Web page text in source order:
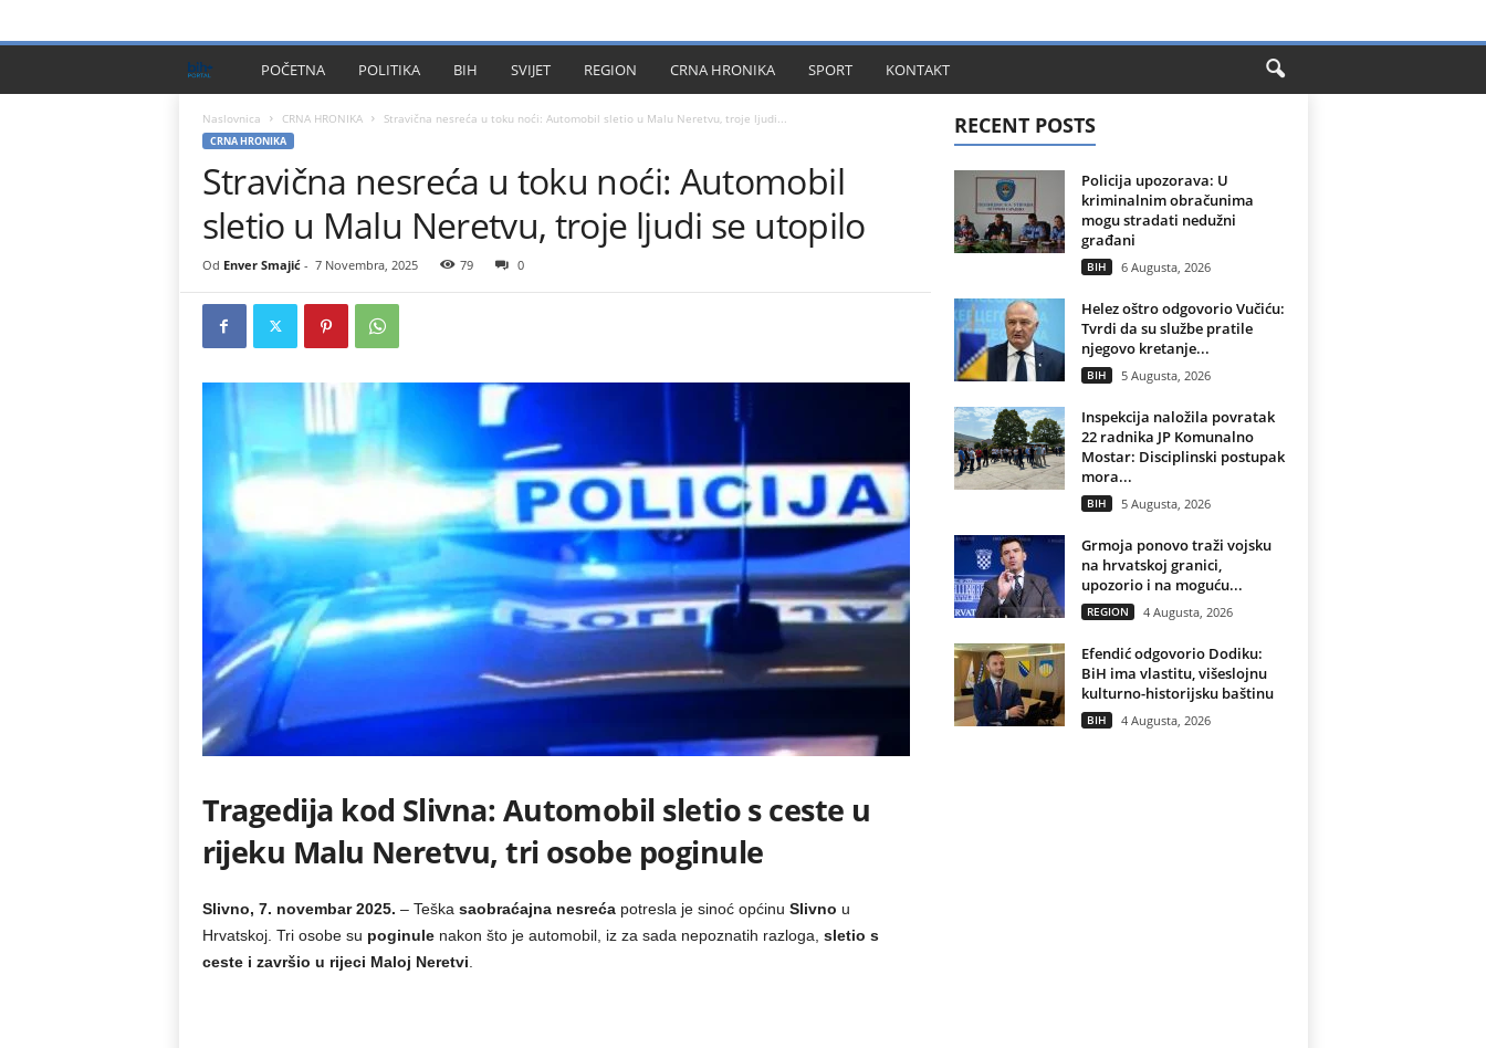
I
P
l
u
POČETNA POLITIKA BIH SVIJET REGION CRNA HRONIKA SPORT KONTAKT
Naslovnica CRNA HRONIKA Stravična nesreća u toku noći: Automobil sletio u Malu Neretvu, troje ljudi...
CRNA HRONIKA
Stravična nesreća u toku noći: Automobil
sletio u Malu Neretvu, troje ljudi se utopilo
Od Enver Smajić- 7 Novembra, 2025 79 0
Tragedija kod Slivna: Automobil sletio s ceste u
rijeku Malu Neretvu, tri osobe poginule
Slivno, 7. novembar 2025. – Teška saobraćajna nesrećapotresla je sinoć općinu Slivno u
Hrvatskoj. Tri osobe su poginulenakon što je automobil, iz za sada nepoznatih razloga, sletio s
ceste i završio u rijeci Maloj Neretvi
RECENT POSTS
Policija upozorava: U
kriminalnim obračunima
mogu stradati nedužni
građani
BIH 6 Augusta, 2026
Helez oštro odgovorio Vučiću:
Tvrdi da su službe pratile
njegovo kretanje...
BIH 5 Augusta, 2026
Inspekcija naložila povratak
22 radnika JP Komunalno
Mostar: Disciplinski postupak
mora...
BIH 5 Augusta, 2026
Grmoja ponovo traži vojsku
na hrvatskoj granici,
upozorio i na moguću...
REGION 4 Augusta, 2026
Efendić odgovorio Dodiku:
BiH ima vlastitu, višeslojnu
kulturno-historijsku baštinu
BIH 4 Augusta, 2026